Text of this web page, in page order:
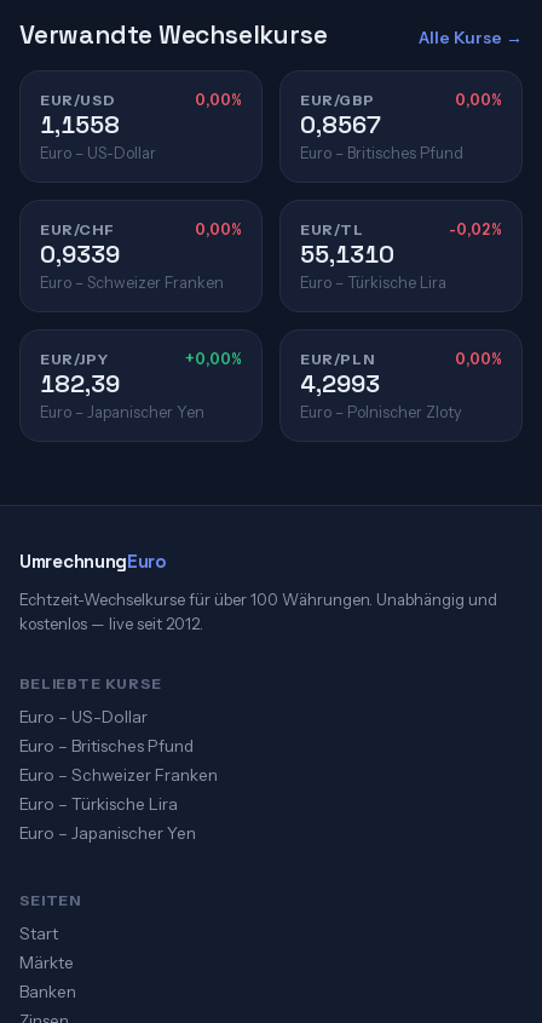
Verwandte Wechselkurse Alle Kurse →
EUR/USD 0,00%
1,1558
Euro – US-Dollar
EUR/GBP 0,00%
0,8567
Euro – Britisches Pfund
EUR/CHF 0,00%
0,9339
Euro – Schweizer Franken
EUR/TL -0,02%
55,1310
Euro – Türkische Lira
EUR/JPY +0,00%
182,39
Euro – Japanischer Yen
EUR/PLN 0,00%
4,2993
Euro – Polnischer Zloty
UmrechnungEuro
Echtzeit-Wechselkurse für über 100 Währungen. Unabhängig und
kostenlos — live seit 2012.
BELIEBTE KURSE
Euro – US-Dollar
Euro – Britisches Pfund
Euro – Schweizer Franken
Euro – Türkische Lira
Euro – Japanischer Yen
SEITEN
Start
Märkte
Banken